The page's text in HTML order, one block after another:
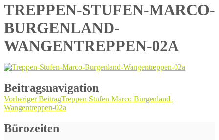
TREPPEN-STUFEN-MARCO-
BURGENLAND-
WANGENTREPPEN-02A
Beitragsnavigation
Vorheriger BeitragTreppen-Stufen-Marco-Burgenland-
Wangentreppen-02a
Bürozeiten